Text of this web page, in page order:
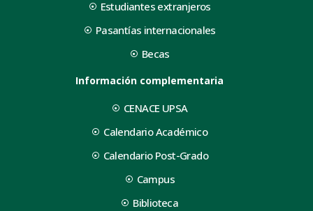
Estudiantes extranjeros
Pasantías internacionales
Becas
Información complementaria
CENACE UPSA
Calendario Académico
Calendario Post-Grado
Campus
Biblioteca